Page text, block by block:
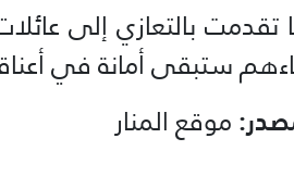
تقدمت بالتعازي إلى
ستبقى أمانة في
موقع المنار